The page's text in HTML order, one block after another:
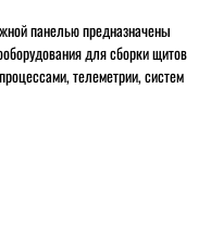
панелью предназначены
для сборки щитов
телеметрии, систем